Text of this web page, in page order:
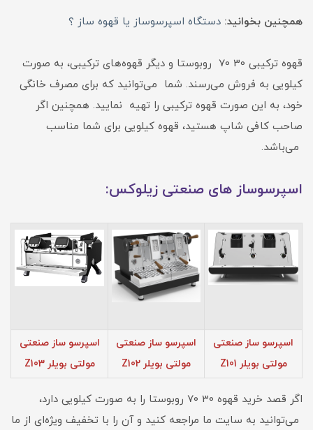
همچنین بخوانید: دستگاه اسپرسوساز یا قهوه ساز ؟
قهوه ترکیبی 30 70 روبوستا و دیگر قهوه‌های ترکیبی، به صورت
کیلویی به فروش می‌رسند. شما می‌توانید که برای مصرف خانگی
خود، به این صورت قهوه ترکیبی را تهیه نمایید. همچنین اگر
صاحب کافی شاپ هستید، قهوه کیلویی برای شما مناسب
می‌باشد.
اسپرسوساز های صنعتی زیلوکس:
اسپرسو ساز صنعتی
مولتی بویلر Z101
اسپرسو ساز صنعتی
مولتی بویلر Z102
اسپرسو ساز صنعتی
مولتی بویلر Z103
اگر قصد خرید قهوه 30 70 روبوستا را به صورت کیلویی دارد،
می‌توانید به سایت ما مراجعه کنید و آن را با تخفیف ویژه‌ای از ما